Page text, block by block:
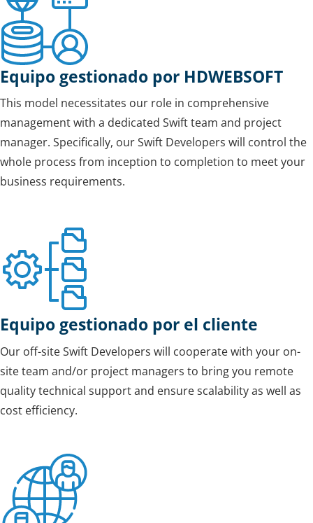
Equipo gestionado por HDWEBSOFT
This model necessitates our role in comprehensive
management with a dedicated Swift team and project
manager. Specifically, our Swift Developers will control the
whole process from inception to completion to meet your
business requirements.
Equipo gestionado por el cliente
Our off-site Swift Developers will cooperate with your on-
site team and/or project managers to bring you remote
quality technical support and ensure scalability as well as
cost efficiency.